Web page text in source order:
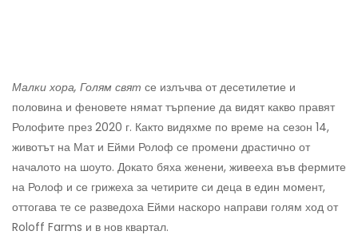
Малки хора, Голям свят се излъчва от десетилетие и
половина и феновете нямат търпение да видят какво правят
Ролофите през 2020 г. Както видяхме по време на сезон 14,
животът на Мат и Ейми Ролоф се промени драстично от
началото на шоуто. Докато бяха женени, живееха във фермите
на Ролоф и се грижеха за четирите си деца в един момент,
оттогава те се разведоха Ейми наскоро направи голям ход от
Roloff Farms и в нов квартал.